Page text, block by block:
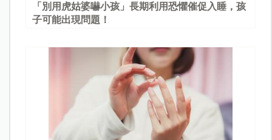
「別用虎姑婆嚇小孩」長期利用恐懼催促入睡，孩
子可能出現問題！